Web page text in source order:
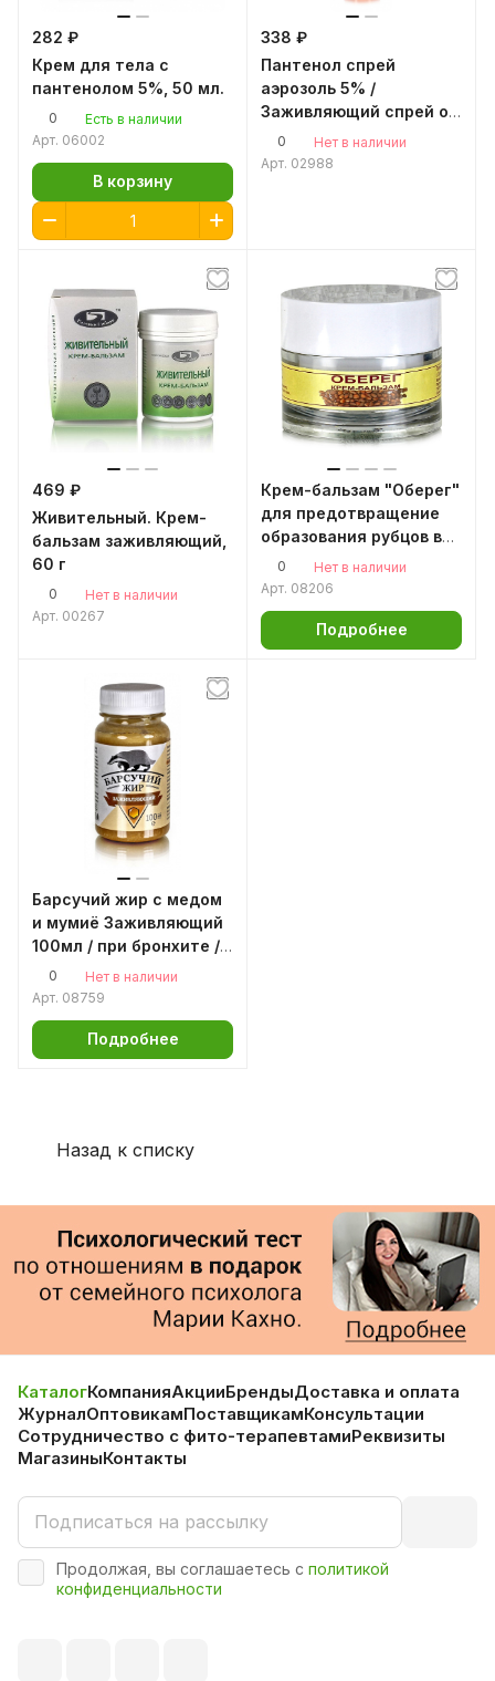
282 ₽
Крем для тела с
пантенолом 5%, 50 мл.
0
Есть в наличии
Арт. 06002
В корзину
338 ₽
Пантенол спрей
аэрозоль 5% /
Заживляющий спрей от
солнечных ожогов,
укусов, мгновенно
0
Нет в наличии
Арт. 02988
469 ₽
Живительный. Крем-
бальзам заживляющий,
60 г
0
Нет в наличии
Арт. 00267
Крем-бальзам "Оберег"
для предотвращение
образования рубцов в
месте повреждения
кожи, 50мл
0
Нет в наличии
Арт. 08206
Подробнее
Барсучий жир с медом
и мумиё Заживляющий
100мл / при бронхите /
от сильного кашля
0
Нет в наличии
Арт. 08759
Подробнее
Назад к списку
КаталогКомпанияАкцииБрендыДоставка и оплата
ЖурналОптовикамПоставщикамКонсультации
Сотрудничество с фито-терапевтамиРеквизиты
МагазиныКонтакты
Продолжая, вы соглашаетесь с политикой
конфиденциальности